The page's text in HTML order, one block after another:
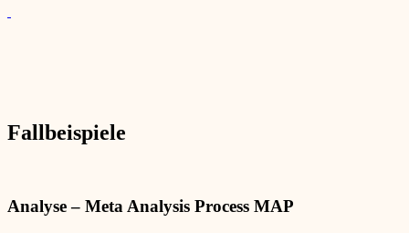
Fallbeispiele
Analyse – Meta Analysis Process MAP